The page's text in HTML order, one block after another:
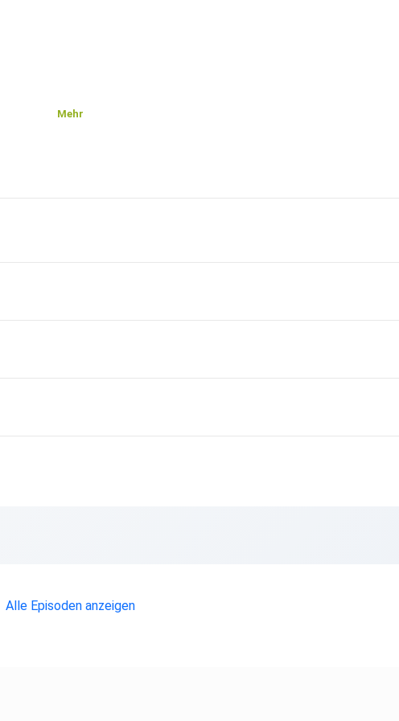
Mehr
Alle Episoden anzeigen